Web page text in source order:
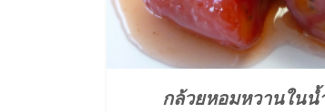
กล้วยหอมหวานในน้